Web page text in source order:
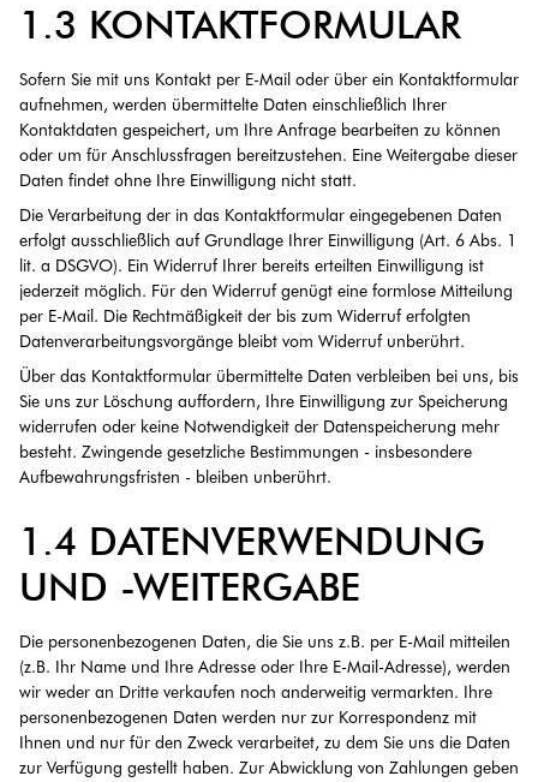
1.3 KONTAKTFORMULAR
Sofern Sie mit uns Kontakt per E-Mail oder über ein Kontaktformular
aufnehmen, werden übermittelte Daten einschließlich Ihrer
Kontaktdaten gespeichert, um Ihre Anfrage bearbeiten zu können
oder um für Anschlussfragen bereitzustehen. Eine Weitergabe dieser
Daten findet ohne Ihre Einwilligung nicht statt.
Die Verarbeitung der in das Kontaktformular eingegebenen Daten
erfolgt ausschließlich auf Grundlage Ihrer Einwilligung (Art. 6 Abs. 1
lit. a DSGVO). Ein Widerruf Ihrer bereits erteilten Einwilligung ist
jederzeit möglich. Für den Widerruf genügt eine formlose Mitteilung
per E-Mail. Die Rechtmäßigkeit der bis zum Widerruf erfolgten
Datenverarbeitungsvorgänge bleibt vom Widerruf unberührt.
Über das Kontaktformular übermittelte Daten verbleiben bei uns, bis
Sie uns zur Löschung auffordern, Ihre Einwilligung zur Speicherung
widerrufen oder keine Notwendigkeit der Datenspeicherung mehr
besteht. Zwingende gesetzliche Bestimmungen - insbesondere
Aufbewahrungsfristen - bleiben unberührt.
1.4 DATENVERWENDUNG
UND -WEITERGABE
Die personenbezogenen Daten, die Sie uns z.B. per E-Mail mitteilen
(z.B. Ihr Name und Ihre Adresse oder Ihre E-Mail-Adresse), werden
wir weder an Dritte verkaufen noch anderweitig vermarkten. Ihre
personenbezogenen Daten werden nur zur Korrespondenz mit
Ihnen und nur für den Zweck verarbeitet, zu dem Sie uns die Daten
zur Verfügung gestellt haben. Zur Abwicklung von Zahlungen geben